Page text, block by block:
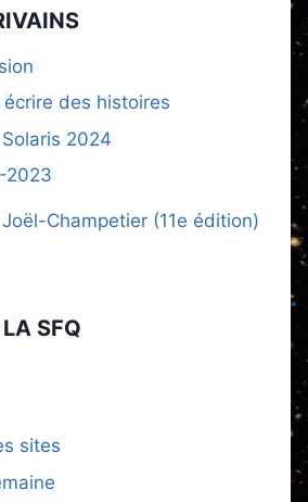
des histoires
2024
2023
Champetier (11e édition)
LA SFQ
sites